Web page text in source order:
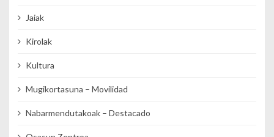
Jaiak
Kirolak
Kultura
Mugikortasuna – Movilidad
Nabarmendutakoak – Destacado